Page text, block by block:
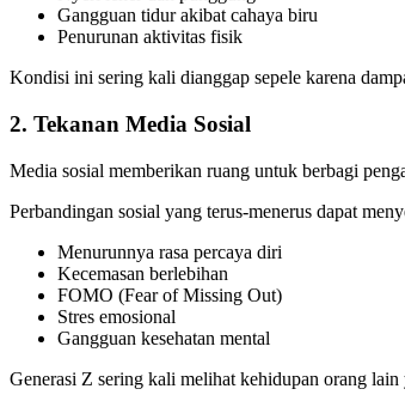
Gangguan tidur akibat cahaya biru
Penurunan aktivitas fisik
Kondisi ini sering kali dianggap sepele karena
2. Tekanan Media Sosial
Media sosial memberikan ruang untuk berbagi
Perbandingan sosial yang terus-menerus dapat
Menurunnya rasa percaya diri
Kecemasan berlebihan
FOMO (Fear of Missing Out)
Stres emosional
Gangguan kesehatan mental
Generasi Z sering kali melihat kehidupan orang